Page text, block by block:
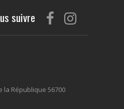
suivre
la République 56700